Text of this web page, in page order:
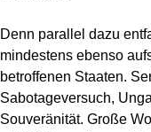
Denn parallel dazu
mindestens ebenso
betroffenen Staaten.
Sabotageversuch,
Souveränität. Große